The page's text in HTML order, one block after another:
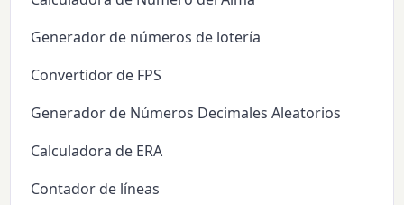
Generador de números de lotería
Convertidor de FPS
Generador de Números Decimales Aleatorios
Calculadora de ERA
Contador de líneas